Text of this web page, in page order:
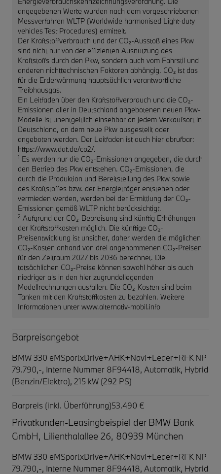
angegebenen Werte wurden nach dem vorgeschriebenen
Messverfahren WLTP (Worldwide harmonised Light-duty
vehicles Test Procedures) ermittelt.
Der Kraftstoffverbrauch und der CO₂-Ausstoß eines Pkw
sind nicht nur von der effizienten Ausnutzung des
Kraftstoffs durch den Pkw, sondern auch vom Fahrstil und
anderen nichttechnischen Faktoren abhängig. CO₂ ist das
für die Erderwärmung hauptsächlich verantwortliche
Treibhausgas.
Ein Leitfaden über den Kraftstoffverbrauch und die CO₂-
Emissionen aller in Deutschland angebotenen neuen Pkw-
Modelle ist unentgeltlich einsehbar an jedem Verkaufsort in
Deutschland, an dem neue Pkw ausgestellt oder
angeboten werden. Der Leitfaden ist auch hier abrufbar:
https://www.dat.de/co2/.
1 Es werden nur die CO₂-Emissionen angegeben, die durch
den Betrieb des Pkw entstehen. CO₂-Emissionen, die
durch die Produktion und Bereitstellung des Pkw sowie
des Kraftstoffes bzw. der Energieträger entstehen oder
vermieden werden, werden bei der Ermittlung der CO₂-
Emissionen gemäß WLTP nicht berücksichtigt.
2 Aufgrund der CO₂-Bepreisung sind künftig Erhöhungen
der Kraftstoffkosten möglich. Die künftige CO₂-
Preisentwicklung ist unsicher, daher werden die möglichen
CO₂-Kosten anhand von drei angenommenen CO₂-Preisen
für den Zeitraum 2027 bis 2036 berechnet. Die
tatsächlichen CO₂-Preise können sowohl höher als auch
niedriger als in den hier zugrundeliegenden
Modellrechnungen ausfallen. Die CO₂-Kosten sind beim
Tanken mit den Kraftstoffkosten zu bezahlen. Weitere
Informationen unter www.alternativ-mobil.info
Barpreisangebot
BMW 330 eMSportxDrive+AHK+Navi+Leder+RFK NP
79.790,-, Interne Nummer 8F94418, Automatik, Hybrid
(Benzin/Elektro), 215 kW (292 PS)
Barpreis (inkl. Überführung)53.490 €
Privatkunden-Leasingbeispiel der BMW Bank
GmbH, Lilienthalallee 26, 80939 München
BMW 330 eMSportxDrive+AHK+Navi+Leder+RFK NP
79.790,-, Interne Nummer 8F94418, Automatik, Hybrid